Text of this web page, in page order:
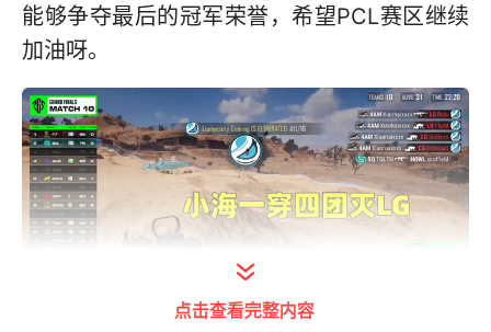
能够争夺最后的冠军荣誉，希望PCL赛区继续
加油呀。
点击查看完整内容